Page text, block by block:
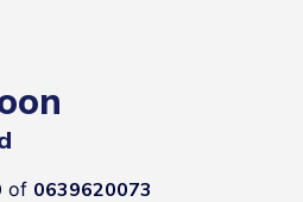
of 0639620073